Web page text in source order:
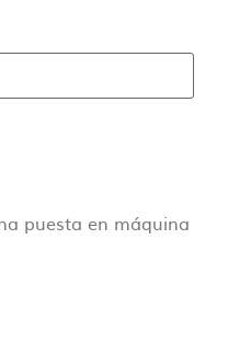
puesta en máquina